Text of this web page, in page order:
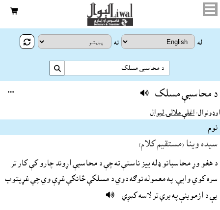

له ته 

د محاسبې مسلک 

اوډونوال: اغلې ملالۍ لېوال
نوم
سيده وينا (مستقيم کلام)
د هغو وړ محاسبانو ډله ييز ناستې ته چې د محاسبې اړوند چارو کې کار تر
سره کوي وايې. په معموله توګه دوي د مسلکې څانګې غړې وي چې غړيتوب
يې د ازموينې په برې تر لاسه کېږي. 